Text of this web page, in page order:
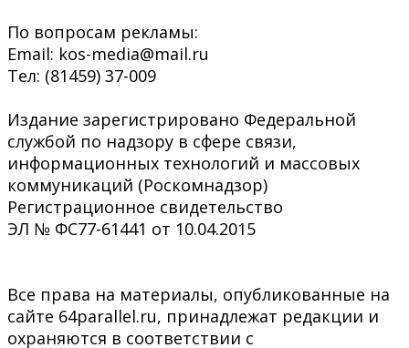
По вопросам рекламы:
Email: kos-media@mail.ru
Тел: (81459) 37-009
Издание зарегистрировано Федеральной
службой по надзору в сфере связи,
информационных технологий и массовых
коммуникаций (Роскомнадзор)
Регистрационное свидетельство
ЭЛ № ФС77-61441 от 10.04.2015
Все права на материалы, опубликованные на
сайте 64parallel.ru, принадлежат редакции и
охраняются в соответствии с